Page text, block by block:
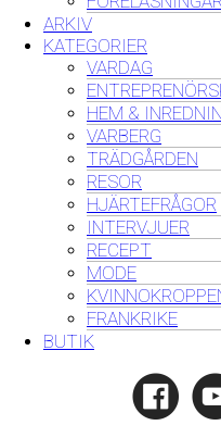
ARKIV
KATEGORIER
VARDAG
HEM &
VARBERG
TRÄDGÅRDEN
RESOR
HJÄRTEFRÅGOR
INTERVJUER
RECEPT
MODE
FRANKRIKE
BUTIK